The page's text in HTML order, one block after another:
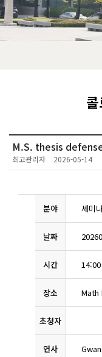
M.S. thesis
최고관리자 2026-05-14
분야 세미
날짜
시간 14:00
장소 Math
초청자
연사